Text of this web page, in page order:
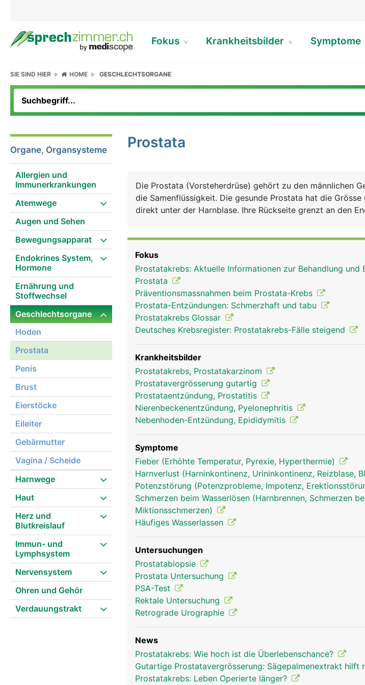
Fokus Krankheitsbilder Symptome
SIE SIND HIER HOME GESCHLECHTSORGANE
Organe, Organsysteme
Allergien und
Immunerkrankungen
Atemwege
Augen und Sehen
Bewegungsapparat
Endokrines System,
Hormone
Ernährung und
Stoffwechsel
Geschlechtsorgane
Hoden
Prostata
Penis
Brust
Eierstöcke
Eileiter
Gebärmutter
Vagina / Scheide
Harnwege
Haut
Herz und
Blutkreislauf
Immun- und
Lymphsystem
Nervensystem
Ohren und Gehör
Verdauungstrakt
Prostata
Die Prostata (Vorsteherdrüse) gehört zu den männlichen
die Samenflüssigkeit. Die gesunde Prostata hat die
direkt unter der Harnblase. Ihre Rückseite grenzt an den
Enzyme, die für eine Befruchtung der weiblichen Eizelle
Alter vergrössert sich die Prostata.
Prostata Mann
Fokus
Prostatakrebs: Aktuelle Informationen zur Behandlung und
Prostata
Präventionsmassnahmen beim Prostata-Krebs
Prostata-Entzündungen: Schmerzhaft und tabu
Prostatakrebs Glossar
Deutsches Krebsregister: Prostatakrebs-Fälle steigend
Krankheitsbilder
Prostatakrebs, Prostatakarzinom
Prostatavergrösserung gutartig
Prostataentzündung, Prostatitis
Nierenbeckenentzündung, Pyelonephritis
Nebenhoden-Entzündung, Epididymitis
Symptome
Fieber (Erhöhte Temperatur, Pyrexie, Hyperthermie)
Harnverlust (Harninkontinenz, Urininkontinenz, Reizblase,
Potenzstörung (Potenzprobleme, Impotenz,
Schmerzen beim Wasserlösen (Harnbrennen, Schmerzen
Miktionsschmerzen)
Häufiges Wasserlassen
Untersuchungen
Prostatabiopsie
Prostata Untersuchung
PSA-Test
Rektale Untersuchung
Retrograde Urographie
News
Prostatakrebs: Wie hoch ist die Überlebenschance?
Gutartige Prostatavergrösserung: Sägepalmenextrakt hilft
Prostatakrebs: Leben Operierte länger?